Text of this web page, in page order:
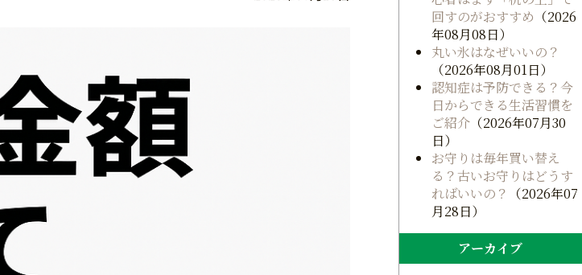
回すのがおすすめ （2026
年08月08日）
丸い氷はなぜいいの？
（2026年08月01日）
認知症は予防できる？今
日からできる生活習慣を
ご紹介（2026年07月30
日）
お守りは毎年買い替え
る？古いお守りはどうす
ればいいの？
（2026年07
月28日）
アーカイブ